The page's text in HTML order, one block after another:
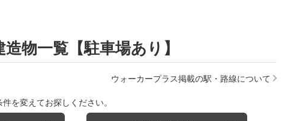
物一覧【駐車場あり】
ウォーカープラス掲載の駅・路線について
を変えてお探しください。